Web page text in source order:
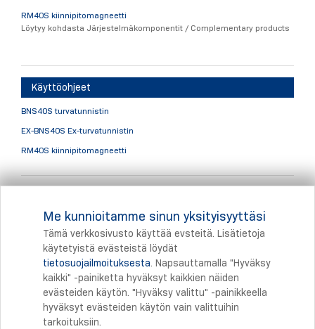
RM40S kiinnipitomagneetti
Löytyy kohdasta Järjestelmäkomponentit / Complementary products
Käyttöohjeet
BNS40S turvatunnistin
EX-BNS40S Ex-turvatunnistin
RM40S kiinnipitomagneetti
BNS40S-12Z-C (101215518) turvamagneettikytkin
Tulostus
Me kunnioitamme sinun yksityisyyttäsi
Tämä verkkosivusto käyttää evsteitä. Lisätietoja
käytetyistä evästeistä löydät
tietosuojailmoituksesta. Napsauttamalla "Hyväksy
kaikki" -painiketta hyväksyt kaikkien näiden
evästeiden käytön. "Hyväksy valittu" -painikkeella
hyväksyt evästeiden käytön vain valittuihin
tarkoituksiin.